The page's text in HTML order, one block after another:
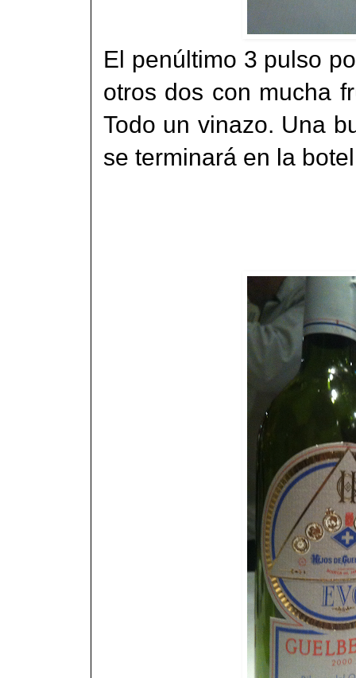
El penúltimo 3 pulso
otros dos con mucha
Todo un vinazo. Una
se terminará en la